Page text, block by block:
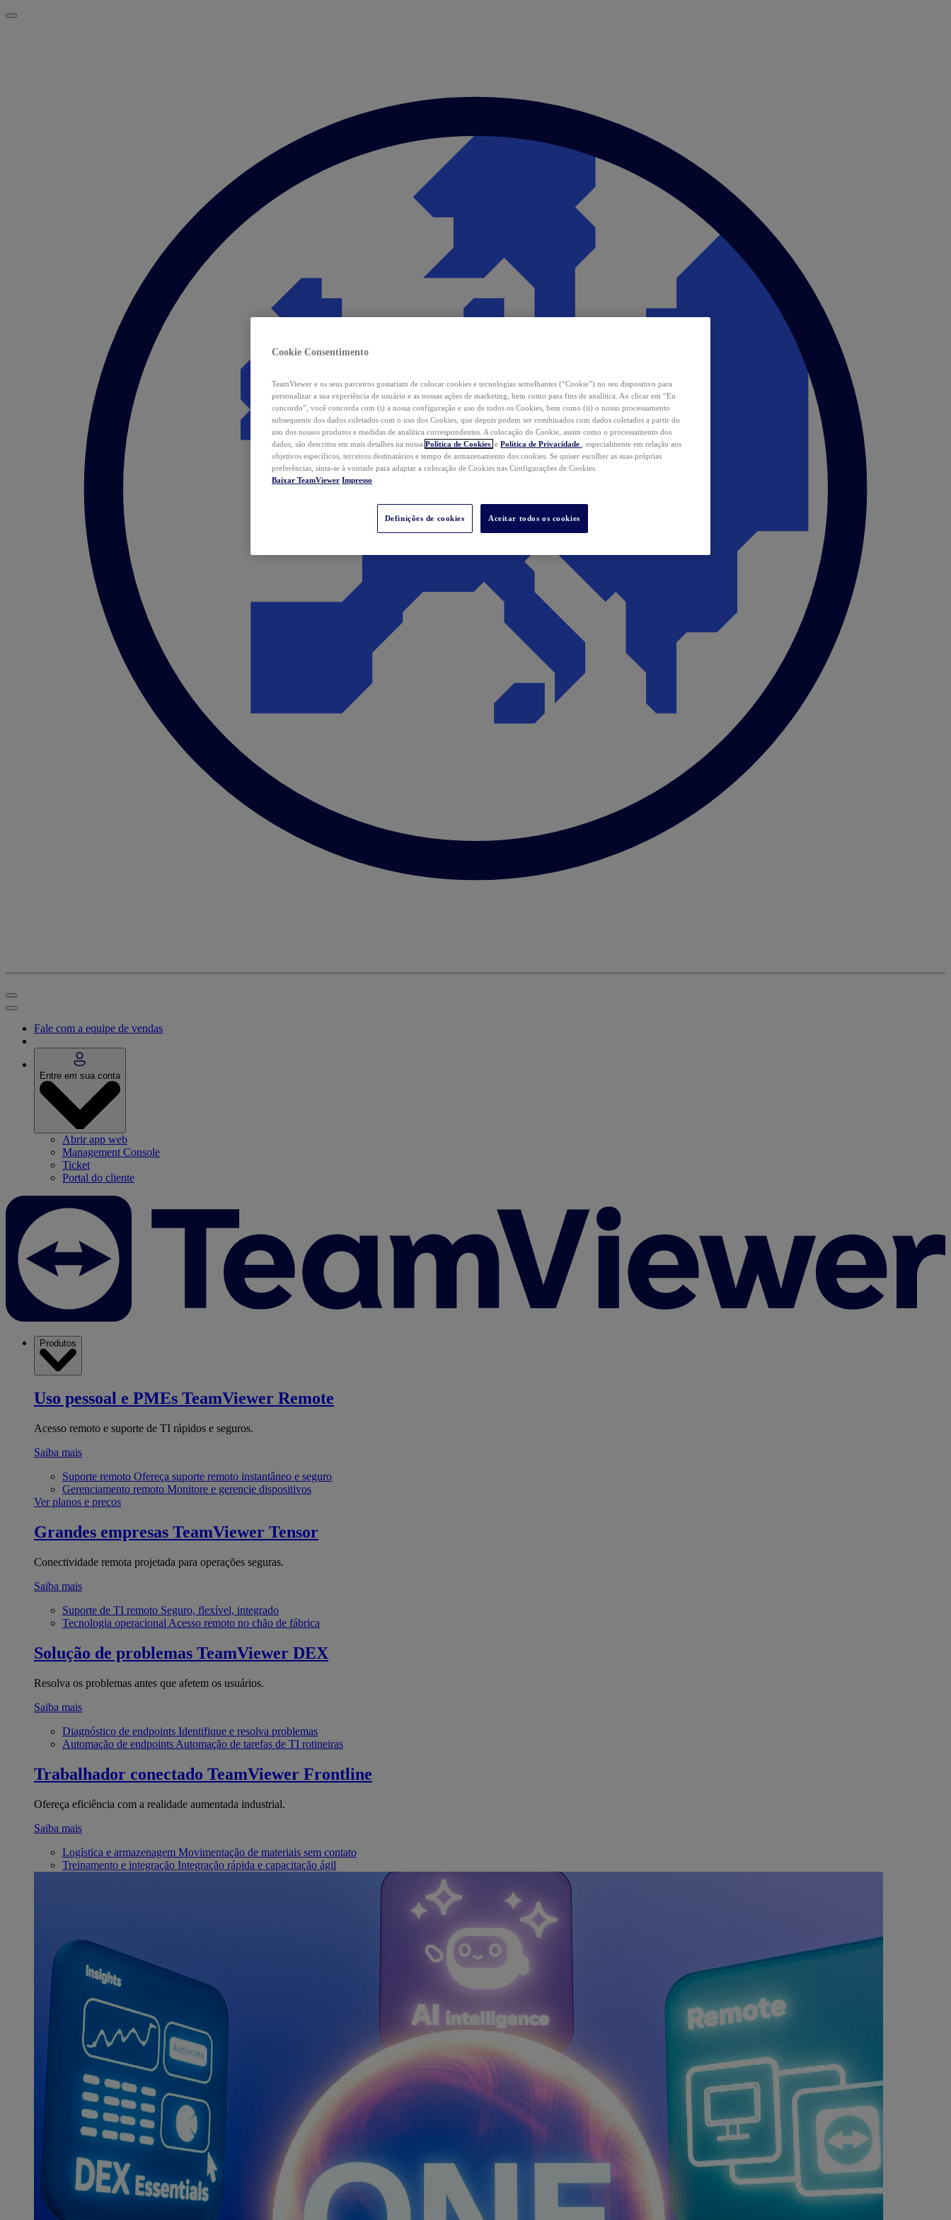
Fale com a equipe de vendas
Entre em sua conta
Abrir app web
Management Console
Ticket
Portal do cliente
Produtos
Uso pessoal e PMEs TeamViewer Remote
Acesso remoto e suporte de TI rápidos e seguros.
Saiba mais
Suporte remoto Ofereça suporte remoto instantâneo e seguro
Gerenciamento remoto Monitore e gerencie dispositivos
Ver planos e preços
Grandes empresas TeamViewer Tensor
Conectividade remota projetada para operações seguras.
Saiba mais
Suporte de TI remoto Seguro, flexível, integrado
Tecnologia operacional Acesso remoto no chão de fábrica
Solução de problemas TeamViewer DEX
Resolva os problemas antes que afetem os usuários.
Saiba mais
Diagnóstico de endpoints Identifique e resolva problemas
Automação de endpoints Automação de tarefas de TI rotineiras
Trabalhador conectado TeamViewer Frontline
Ofereça eficiência com a realidade aumentada industrial.
Saiba mais
Logística e armazenagem Movimentação de materiais sem contato
Treinamento e integração Integração rápida e capacitação ágil
Cookie Consentimento
TeamViewer e os seus parceiros gostariam de colocar cookies e tecnologias semelhantes (“Cookie”) no seu dispositivo para
personalizar a sua experiência de usuário e as nossas ações de marketing, bem como para fins de analítica. Ao clicar em “Eu
concordo”, você concorda com (i) a nossa configuração e uso de todos os Cookies, bem como (ii) o nosso processamento
subsequente dos dados coletados com o uso dos Cookies, que depois podem ser combinados com dados coletados a partir do
uso dos nossos produtos e medidas de analítica correspondentes. A colocação do Cookie, assim como o processamento dos
dados, são descritos em mais detalhes na nossa Política de Cookies e Política de Privacidade
, especialmente em relação aos
objetivos específicos, terceiros destinatários e tempo de armazenamento dos cookies. Se quiser escolher as suas próprias
preferências, sinta-se à vontade para adaptar a colocação de Cookies nas Configurações de Cookies.
Baixar TeamViewer Impresso
Definições de cookies Aceitar todos os cookies